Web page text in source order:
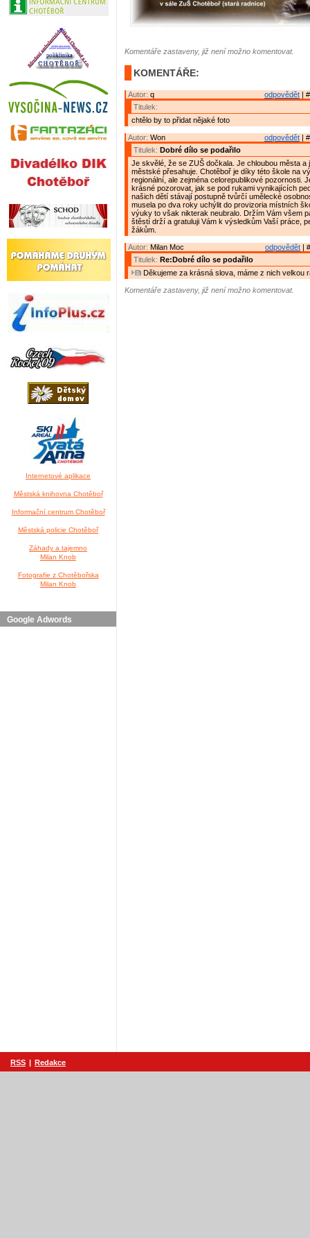
Internetové aplikace
Městská knihovna Chotěboř
Informační centrum Chotěboř
Městská policie Chotěboř
Záhady a tajemno
Milan Knob
Fotografie z Chotěbořska
Milan Knob
Google Adwords
Komentáře zastaveny, již není možno komentovat.
KOMENTÁŘE:
odpovědět |
Autor: q
Titulek:
chtělo by to přidat nějaké foto
odpovědět |
Autor: Won
Titulek: Dobré dílo se podařilo
Je skvělé, že se ZUŠ dočkala. Je chloubou města a
městské přesahuje. Chotěboř je díky této škole na
regionální, ale zejména celorepublikové pozornosti.
krásné pozorovat, jak se pod rukami vynikajících
našich dětí stávají postupně tvůrčí umělecké
musela po dva roky uchýlit do provizoria místních
výuky to však nikterak neubralo. Držím Vám všem
štěstí drží a gratuluji Vám k výsledkům Vaší práce,
žákům.
odpovědět |
Autor: Milan Moc
Titulek: Re:Dobré dílo se podařilo
Děkujeme za krásná slova, máme z nich velkou
Komentáře zastaveny, již není možno komentovat.
RSS | Redakce